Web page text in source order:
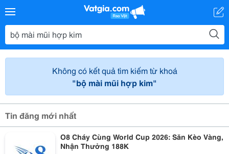
Không có kết quả tìm kiếm từ khoá
"bộ mài mũi hợp kim"
Tin đăng mới nhất
O8 Cháy Cùng World Cup 2026: Săn Kèo Vàng,
Nhận Thưởng 188K